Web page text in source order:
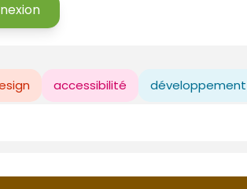
accessibilité développement